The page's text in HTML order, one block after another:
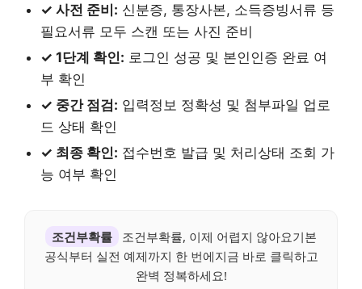
✓ 사전 준비: 신분증, 통장사본, 소득증빙서류 등
필요서류 모두 스캔 또는 사진 준비
✓ 1단계 확인: 로그인 성공 및 본인인증 완료 여
부 확인
✓ 중간 점검: 입력정보 정확성 및 첨부파일 업로
드 상태 확인
✓ 최종 확인: 접수번호 발급 및 처리상태 조회 가
능 여부 확인
조건부확률
조건부확률, 이제 어렵지 않아요기본
공식부터 실전 예제까지 한 번에지금 바로 클릭하고
완벽 정복하세요!